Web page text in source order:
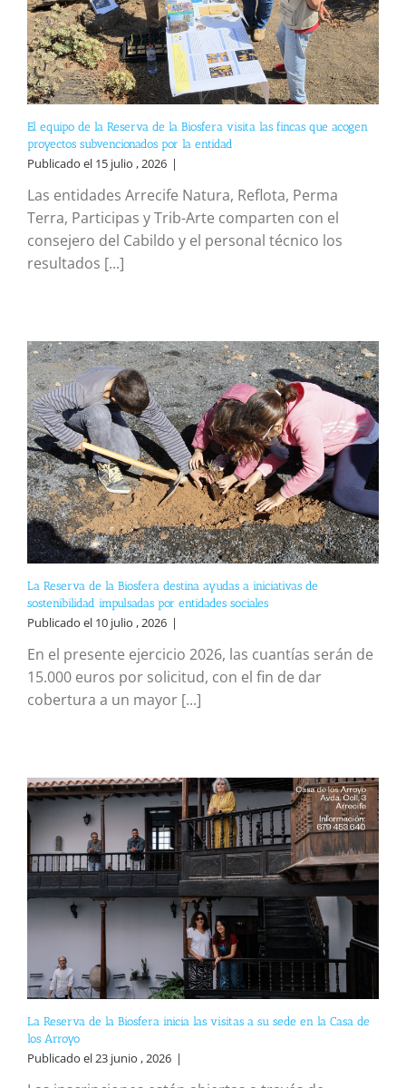
El equipo de la Reserva de la Biosfera visita las fincas que acogen
proyectos subvencionados por la entidad
Publicado el 15 julio , 2026 |
Las entidades Arrecife Natura, Reflota, Perma
Terra, Participas y Trib-Arte comparten con el
consejero del Cabildo y el personal técnico los
resultados [...]
La Reserva de la Biosfera destina ayudas a iniciativas de
sostenibilidad impulsadas por entidades sociales
Publicado el 10 julio , 2026 |
En el presente ejercicio 2026, las cuantías serán de
15.000 euros por solicitud, con el fin de dar
cobertura a un mayor [...]
La Reserva de la Biosfera inicia las visitas a su sede en la Casa de
los Arroyo
Publicado el 23 junio , 2026 |